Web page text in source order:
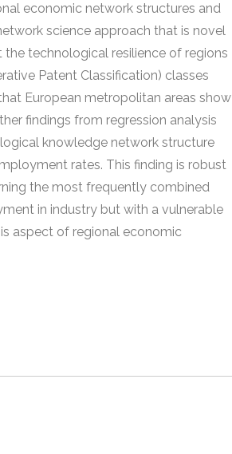
economic network structures and
science approach that is novel
technological resilience of regions
Patent Classification) classes
European metropolitan areas show
findings from regression analysis
knowledge network structure
rates. This finding is robust
the most frequently combined
in industry but with a vulnerable
aspect of regional economic